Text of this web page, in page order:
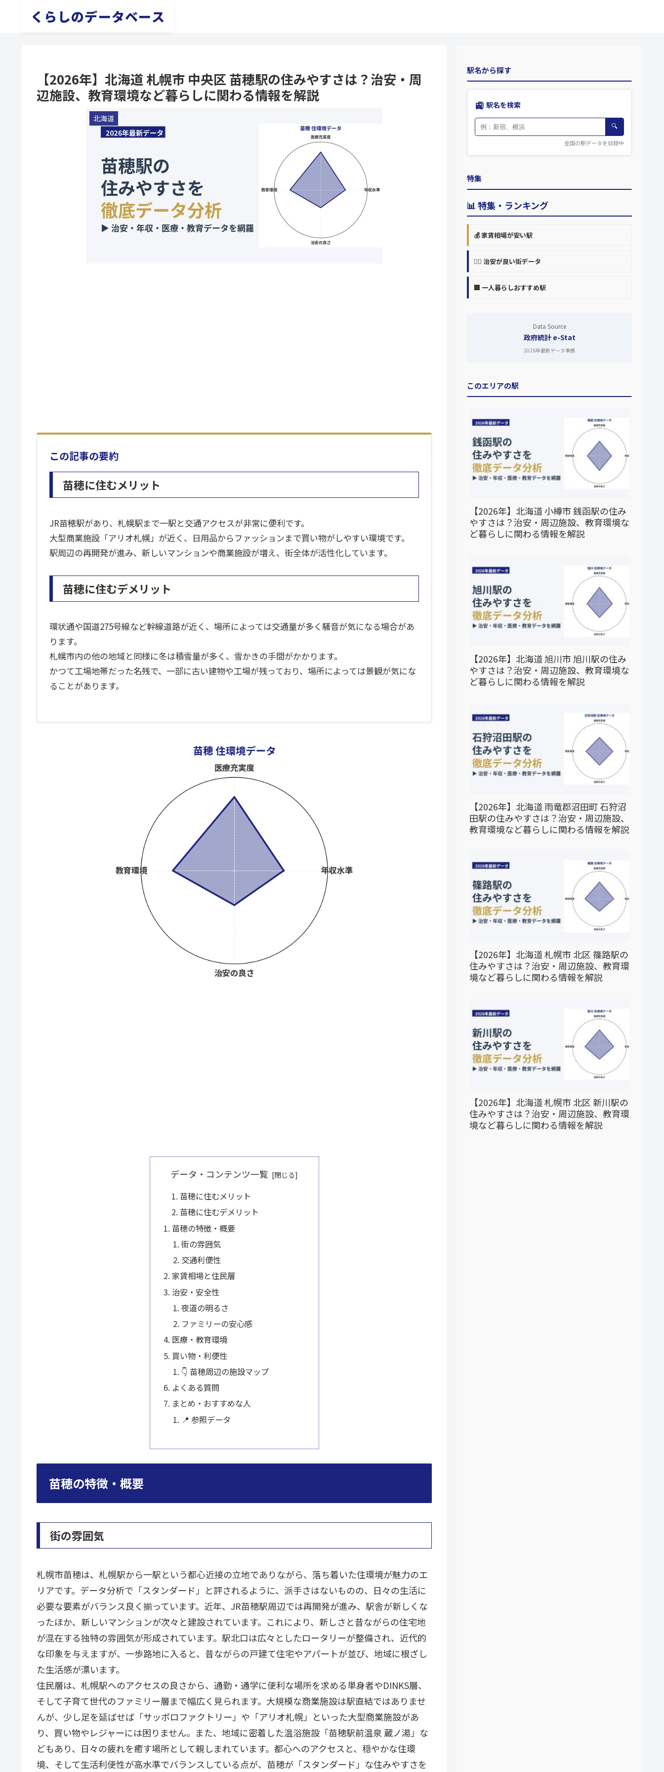
くらしのデータベース
【2026年】北海道 札幌市 中央区 苗穂駅の住みやすさは？治安・周
辺施設、教育環境など暮らしに関わる情報を解説
北海道
この記事の要約
苗穂に住むメリット
JR苗穂駅があり、札幌駅まで一駅と交通アクセスが非常に便利です。
大型商業施設「アリオ札幌」が近く、日用品からファッションまで買い物がしやすい環境です。
駅周辺の再開発が進み、新しいマンションや商業施設が増え、街全体が活性化しています。
苗穂に住むデメリット
環状通や国道275号線など幹線道路が近く、場所によっては交通量が多く騒音が気になる場合があ
ります。
札幌市内の他の地域と同様に冬は積雪量が多く、雪かきの手間がかかります。
かつて工場地帯だった名残で、一部に古い建物や工場が残っており、場所によっては景観が気にな
ることがあります。
データ・コンテンツ一覧
苗穂に住むメリット
苗穂に住むデメリット
苗穂の特徴・概要
街の雰囲気
交通利便性
家賃相場と住民層
治安・安全性
夜道の明るさ
ファミリーの安心感
医療・教育環境
買い物・利便性
👇 苗穂周辺の施設マップ
よくある質問
まとめ・おすすめな人
📍 参照データ
苗穂の特徴・概要
街の雰囲気
札幌市苗穂は、札幌駅から一駅という都心近接の立地でありながら、落ち着いた住環境が魅力のエ
リアです。データ分析で「スタンダード」と評されるように、派手さはないものの、日々の生活に
必要な要素がバランス良く揃っています。近年、JR苗穂駅周辺では再開発が進み、駅舎が新しくな
ったほか、新しいマンションが次々と建設されています。これにより、新しさと昔ながらの住宅地
が混在する独特の雰囲気が形成されています。駅北口は広々としたロータリーが整備され、近代的
な印象を与えますが、一歩路地に入ると、昔ながらの戸建て住宅やアパートが並び、地域に根ざし
た生活感が漂います。
住民層は、札幌駅へのアクセスの良さから、通勤・通学に便利な場所を求める単身者やDINKS層、
そして子育て世代のファミリー層まで幅広く見られます。大規模な商業施設は駅直結ではありませ
んが、少し足を延ばせば「サッポロファクトリー」や「アリオ札幌」といった大型商業施設があ
り、買い物やレジャーには困りません。また、地域に密着した温浴施設「苗穂駅前温泉 蔵ノ湯」な
どもあり、日々の疲れを癒す場所として親しまれています。都心へのアクセスと、穏やかな住環
境、そして生活利便性が高水準でバランスしている点が、苗穂が「スタンダード」な住みやすさを
駅名から探す
🚉 駅名を検索
🔍
全国の駅データを収録中
特集
📊 特集・ランキング
💰 家賃相場が安い駅
👮‍♀️ 治安が良い街データ
🏢 一人暮らしおすすめ駅
Data Source
政府統計 e-Stat
2026年最新データ準拠
このエリアの駅
【2026年】北海道 小樽市 銭函駅の住み
やすさは？治安・周辺施設、教育環境な
ど暮らしに関わる情報を解説
【2026年】北海道 旭川市 旭川駅の住み
やすさは？治安・周辺施設、教育環境な
ど暮らしに関わる情報を解説
【2026年】北海道 雨竜郡沼田町 石狩沼
田駅の住みやすさは？治安・周辺施設、
教育環境など暮らしに関わる情報を解説
【2026年】北海道 札幌市 北区 篠路駅の
住みやすさは？治安・周辺施設、教育環
境など暮らしに関わる情報を解説
【2026年】北海道 札幌市 北区 新川駅の
住みやすさは？治安・周辺施設、教育環
境など暮らしに関わる情報を解説